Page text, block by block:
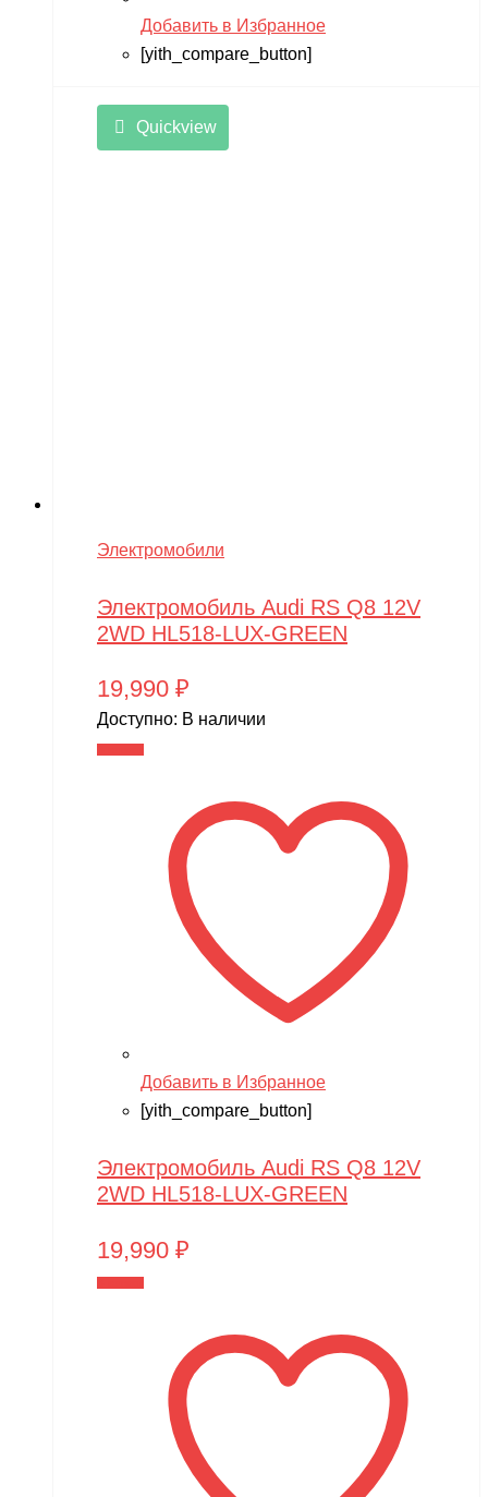
Добавить в Избранное
[yith_compare_button]
Quickview
Электромобили
Электромобиль Audi RS Q8 12V
2WD HL518-LUX-GREEN
19,990 ₽
Доступно: В наличии
Добавить в Избранное
[yith_compare_button]
Электромобиль Audi RS Q8 12V
2WD HL518-LUX-GREEN
19,990 ₽